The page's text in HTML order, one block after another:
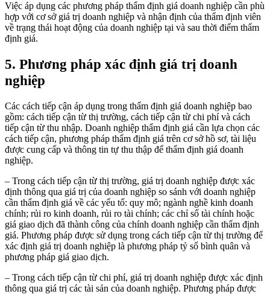
Việc áp dụng các phương pháp thẩm định giá doanh nghiệp cần phù
hợp với cơ sở giá trị doanh nghiệp và nhận định của thẩm định viên
về trạng thái hoạt động của doanh nghiệp tại và sau thời điểm thẩm
định giá.
5. Phương pháp xác định giá trị doanh
nghiệp
Các cách tiếp cận áp dụng trong thẩm định giá doanh nghiệp bao
gồm: cách tiếp cận từ thị trường, cách tiếp cận từ chi phí và cách
tiếp cận từ thu nhập. Doanh nghiệp thẩm định giá cần lựa chọn các
cách tiếp cận, phương pháp thẩm định giá trên cơ sở hồ sơ, tài liệu
được cung cấp và thông tin tự thu thập để thẩm định giá doanh
nghiệp.
– Trong cách tiếp cận từ thị trường, giá trị doanh nghiệp được xác
định thông qua giá trị của doanh nghiệp so sánh với doanh nghiệp
cần thẩm định giá về các yếu tố: quy mô; ngành nghề kinh doanh
chính; rủi ro kinh doanh, rủi ro tài chính; các chỉ số tài chính hoặc
giá giao dịch đã thành công của chính doanh nghiệp cần thẩm định
giá. Phương pháp được sử dụng trong cách tiếp cận từ thị trường để
xác định giá trị doanh nghiệp là phương pháp tỷ số bình quân và
phương pháp giá giao dịch.
– Trong cách tiếp cận từ chi phí, giá trị doanh nghiệp được xác định
thông qua giá trị các tài sản của doanh nghiệp. Phương pháp được